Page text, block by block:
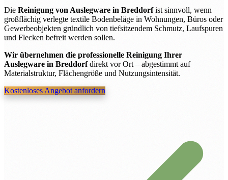
Die Reinigung von Auslegware in Breddorfist sinnvoll, wenn
großflächig verlegte textile Bodenbeläge in Wohnungen, Büros oder
Gewerbeobjekten gründlich von tiefsitzendem Schmutz, Laufspuren
und Flecken befreit werden sollen.
Wir übernehmen die professionelle Reinigung Ihrer
Auslegware in Breddorfdirekt vor Ort – abgestimmt auf
Materialstruktur, Flächengröße und Nutzungsintensität.
Kostenloses Angebot anfordern